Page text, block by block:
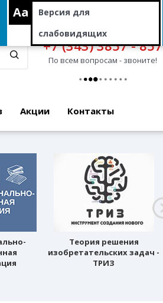
Aa
Версия для
слабовидящих
+7 (343) 3857 - 857
По всем вопросам - звоните!
Акции Контакты
Теория решения
изобретательских задач -
ТРИЗ